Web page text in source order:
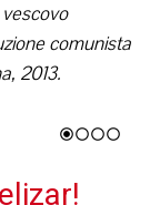
comunista
2013.